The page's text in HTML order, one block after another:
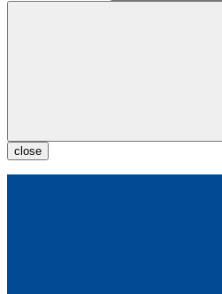
close